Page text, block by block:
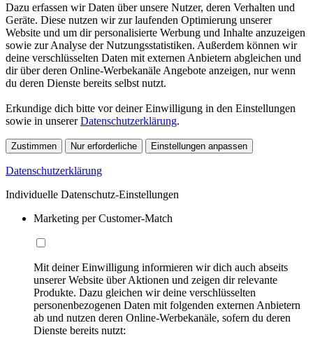
Dazu erfassen wir Daten über unsere Nutzer, deren Verhalten und
Geräte. Diese nutzen wir zur laufenden Optimierung unserer
Website und um dir personalisierte Werbung und Inhalte anzuzeigen
sowie zur Analyse der Nutzungsstatistiken. Außerdem können wir
deine verschlüsselten Daten mit externen Anbietern abgleichen und
dir über deren Online-Werbekanäle Angebote anzeigen, nur wenn
du deren Dienste bereits selbst nutzt.
Erkundige dich bitte vor deiner Einwilligung in den Einstellungen
sowie in unsererDatenschutzerklärung.
Zustimmen Nur erforderliche Einstellungen anpassen
Datenschutzerklärung
Individuelle Datenschutz-Einstellungen
Marketing per Customer-Match
Mit deiner Einwilligung informieren wir dich auch abseits
unserer Website über Aktionen und zeigen dir relevante
Produkte. Dazu gleichen wir deine verschlüsselten
personenbezogenen Daten mit folgenden externen Anbietern
ab und nutzen deren Online-Werbekanäle, sofern du deren
Dienste bereits nutzt: